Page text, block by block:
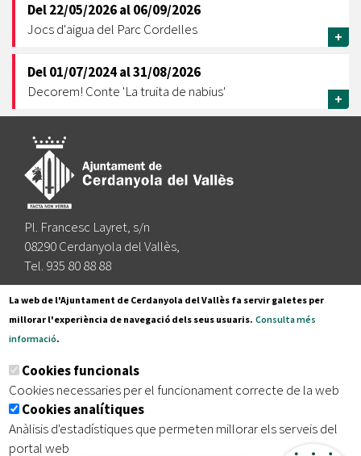
Del22/05/2026al06/09/2026
Jocs d'aigua del Parc Cordelles
+
Del01/07/2024al31/08/2026
Decorem! Conte 'La truita de nabius'
+
Pl. Francesc Layret, s/n
08290 Cerdanyola del Vallès,
Tel. 935 80 88 88
Segueix-nos a:
Subscriu-te al nostre butlletí
Inici | Avís legal | Protecció de dades
| Accessibilitat
La web de l'Ajuntament de Cerdanyola del Vallès fa servir galetes per
millorar l'experiència de navegació dels seus usuaris. Consulta més
informació.
Cookies funcionals
Cookies necessaries per el funcionament correcte de la web
Cookies analítiques
Anàlisis d'estadístiques que permeten millorar els serveis del
portal web